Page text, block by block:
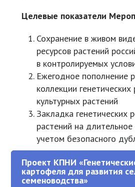
Целевые показатели
Сохранение в живом
ресурсов растений
в контролируемых
Ежегодное пополнение
коллекции генетических
культурных растений
Закладка генетических
растений на
учетом безопасного
Проект КПНИ
картофеля для развития
семеноводства»